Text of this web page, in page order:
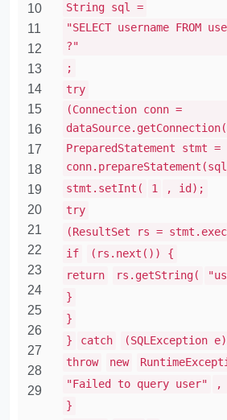
10
11
12
13
14
15
16
17
18
19
20
21
22
23
24
25
26
27
28
29
String sql =
"SELECT username FROM
?"
;
try
(Connection conn =
PreparedStatement stmt =
stmt.setInt(
1
, id);
try
(ResultSet rs =
if
(rs.next()) {
return
rs.getString(
}
}
}
catch
(SQLException
throw
new
"Failed to query user"
,
}